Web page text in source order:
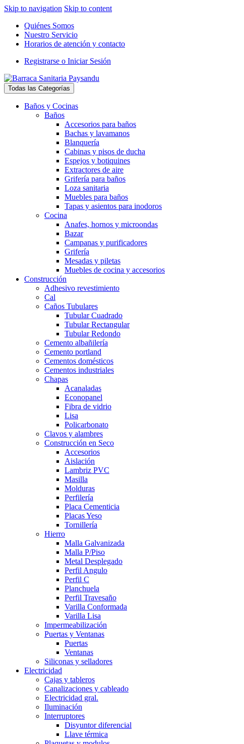
Skip to navigation Skip to content
Quiénes Somos
Nuestro Servicio
Horarios de atención y contacto
Registrarse o Iniciar Sesión
Todas las Categorías
Baños y Cocinas
Baños
Accesorios para baños
Bachas y lavamanos
Blanquería
Cabinas y pisos de ducha
Espejos y botiquines
Extractores de aire
Grifería para baños
Loza sanitaria
Muebles para baños
Tapas y asientos para inodoros
Cocina
Anafes, hornos y microondas
Bazar
Campanas y purificadores
Grifería
Mesadas y piletas
Muebles de cocina y accesorios
Construcción
Adhesivo revestimiento
Cal
Caños Tubulares
Tubular Cuadrado
Tubular Rectangular
Tubular Redondo
Cemento albañilería
Cemento portland
Cementos domésticos
Cementos industriales
Chapas
Acanaladas
Econopanel
Fibra de vidrio
Lisa
Policarbonato
Clavos y alambres
Construcción en Seco
Accesorios
Aislación
Lambriz PVC
Masilla
Molduras
Perfilería
Placa Cementicia
Placas Yeso
Tornillería
Hierro
Malla Galvanizada
Malla P/Piso
Metal Desplegado
Perfil Angulo
Perfil C
Planchuela
Perfil Travesaño
Varilla Conformada
Varilla Lisa
Impermeabilización
Puertas y Ventanas
Puertas
Ventanas
Siliconas y selladores
Electricidad
Cajas y tableros
Canalizaciones y cableado
Electricidad gral.
Iluminación
Interruptores
Disyuntor diferencial
Llave térmica